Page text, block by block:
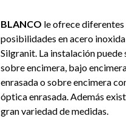
BLANCO le ofrece diferentes
posibilidades en acero
Silgranit. La instalación puede
sobre encimera, bajo
enrasada o sobre encimera
óptica enrasada. Además
gran variedad de medidas.